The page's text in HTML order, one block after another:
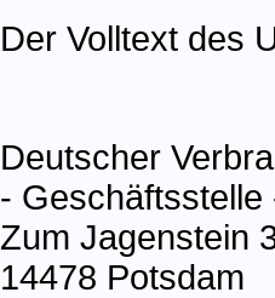
Der Volltext des
Deutscher
- Geschäftsstelle
Zum Jagenstein
14478 Potsdam